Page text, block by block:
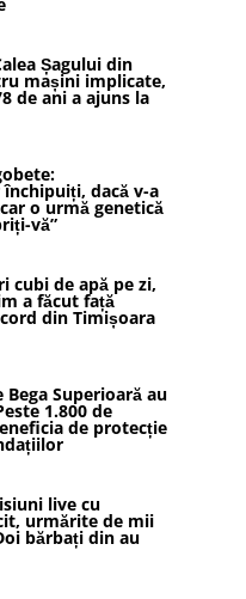
Șagului din
mașini implicate,
de ani a ajuns la
dacă v-a
o urmă genetică
vă”
cubi de apă pe zi,
a făcut față
din Timișoara
Bega Superioară au
1.800 de
de protecție
live cu
urmărite de mii
bărbați din au